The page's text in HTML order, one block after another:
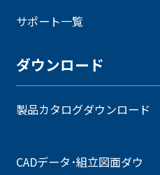
サポート一覧
ダウンロード
製品カタログダウンロード
CADデータ･組立図面ダウ